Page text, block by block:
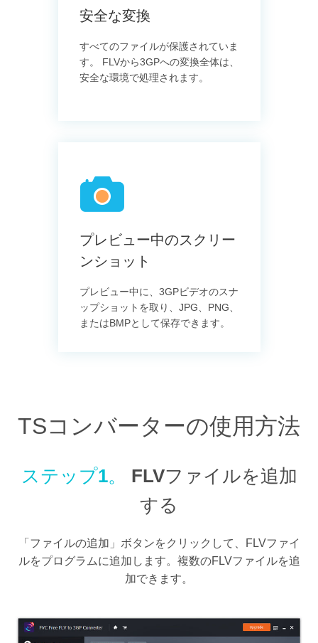
安全な変換
すべてのファイルが保護されていま
す。 FLVから3GPへの変換全体は、
安全な環境で処理されます。
プレビュー中のスクリー
ンショット
プレビュー中に、3GPビデオのスナ
ップショットを取り、JPG、PNG、
またはBMPとして保存できます。
TSコンバーターの使用方法
ステップ1。
FLVファイルを追加
する
「ファイルの追加」ボタンをクリックして、FLVファイ
ルをプログラムに追加します。複数のFLVファイルを追
加できます。